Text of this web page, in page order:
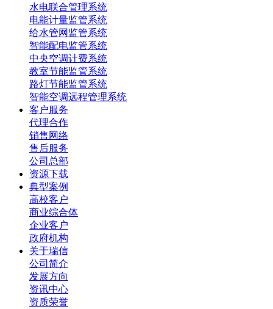
水电联合管理系统
电能计量监管系统
给水管网监管系统
智能配电监管系统
中央空调计费系统
教室节能监管系统
路灯节能监管系统
智能空调远程管理系统
客户服务
代理合作
销售网络
售后服务
公司总部
资源下载
典型案例
高校客户
商业综合体
企业客户
政府机构
关于瑞信
公司简介
发展方向
资讯中心
资质荣誉